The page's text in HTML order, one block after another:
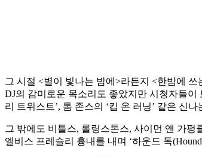
그 시절 <별이 빛나는 밤에>라든지 <한밤에
DJ의 감미로운 목소리도 좋았지만 시청자들이
리 트위스트’, 톰 존스의 ‘킵 온 러닝’ 같은 신
그 밖에도 비틀스, 롤링스톤스, 사이먼 앤 가
엘비스 프레슬리 흉내를 내며 ‘하운드 독